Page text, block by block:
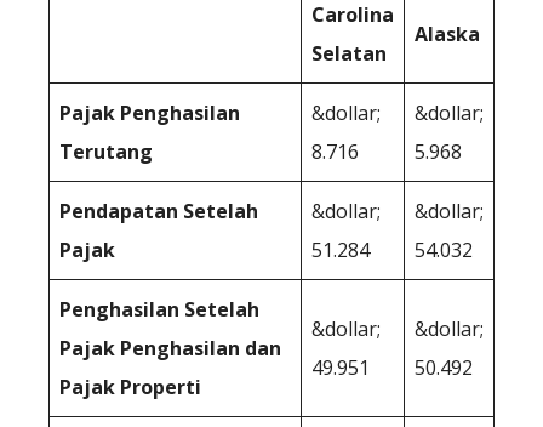
Carolina
Selatan
Alaska
Pajak Penghasilan
Terutang
&dollar;
8.716
&dollar;
5.968
Pendapatan Setelah
Pajak
&dollar;
51.284
&dollar;
54.032
Penghasilan Setelah
Pajak Penghasilan dan
Pajak Properti
&dollar;
49.951
&dollar;
50.492